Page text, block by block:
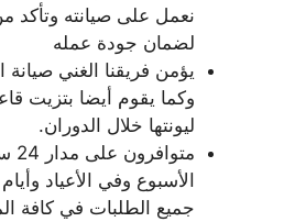
نعمل على صيانته وتأكد
لضمان جودة عمله
يؤمن فريقنا الغني صيانة
وكما يقوم أيضا بتزيت
ليونتها خلال الدوران.
الأسبوع وفي الأعياد
جميع الطلبات في كافة